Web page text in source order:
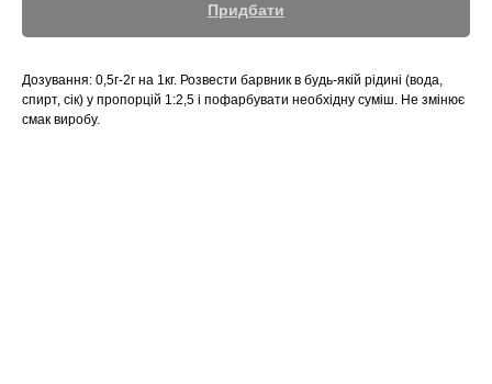
Придбати
Дозування: 0,5г-2г на 1кг. Розвести барвник в будь-якій рідині (вода,
спирт, сік) у пропорцій 1:2,5 і пофарбувати необхідну суміш. Не змінює
смак виробу.